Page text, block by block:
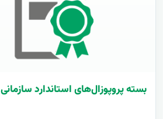
بسته پروپوزال‌های استاندارد سازمانی